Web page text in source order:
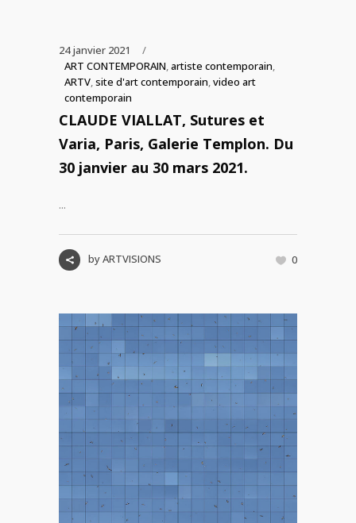
24 janvier 2021
ART CONTEMPORAIN,artiste contemporain,
ARTV,site d'art contemporain,video art
contemporain
CLAUDE VIALLAT, Sutures et
Varia, Paris, Galerie Templon. Du
30 janvier au 30 mars 2021.
...
byARTVISIONS 0